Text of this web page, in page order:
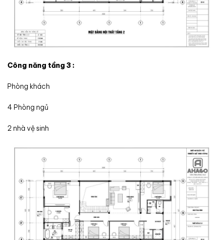
Công năng tầng 3 :
Phòng khách
4 Phòng ngủ
2 nhà vệ sinh